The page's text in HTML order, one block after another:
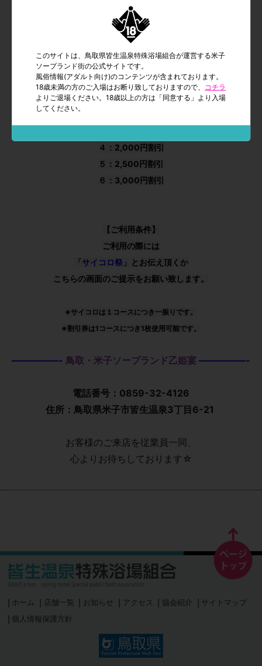
このサイトは、鳥取県皆生温泉特殊浴場組合が運営する米子
ソープランド街の公式サイトです。
風俗情報(アダルト向け)のコンテンツが含まれております。
18歳未満の方のご入場はお断り致しておりますので、
コチラ
よりご退場ください。18歳以上の方は「同意する」より入場
してください。
【乙姫宴サイコロ祭】
舞台は和の宴、勝負はサイコロ一振り。
【出目：割引金額】
１：500円割引
４：2,000円割引
５：2,500円割引
６：3,000円割引
【ご利用条件】
ご利用の際には
「サイコロ祭 」とお伝え頂くか
こちらの画面のご提示をお願い致します。
※サイコロは１コースにつき一振りです。
※割引券は1コースにつき1枚使用可能です。
—————- 鳥取・米子ソープランド乙姫宴 —————-
電話番号：0859-32-4126
住所：鳥取県米子市皆生温泉3丁目6-21
お客様のご来店を従業員一同、
心よりお待ちしております☆
ホーム 店舗一覧 お知らせ アクセス 協会紹介
サイトマップ
個人情報保護方針